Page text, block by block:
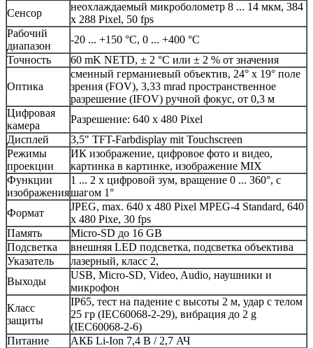
Сенсор
неохлаждаемый микроболометр 8 ... 14 мкм, 384
x 288 Pixel, 50 fps
Рабочий
диапазон
-20 ... +150 °C, 0 ... +400 °C
Точность
60 mK NETD, ± 2 °C или ± 2 % от значения
Оптика
сменный германиевый объектив, 24° x 19° поле
зрения (FOV), 3,33 mrad пространственное
разрешение (IFOV) ручной фокус, от 0,3 м
Цифровая
камера
Разрешение: 640 x 480 Pixel
Дисплей
3,5" TFT-Farbdisplay mit Touchscreen
Режимы
проекции
ИК изображение, цифровое фото и видео,
картинка в картинке, изображение MIX
Функции
изображения
1 ... 2 x цифровой зум, вращение 0 ... 360°, с
шагом 1°
Формат
JPEG, max. 640 x 480 Pixel MPEG-4 Standard, 640
x 480 Pixe, 30 fps
Память
Micro-SD до 16 GB
Подсветка
внешняя LED подсветка, подсветка объектива
Указатель
лазерный, класс 2,
Выходы
USB, Micro-SD, Video, Audio, наушники и
микрофон
Класс
защиты
IP65, тест на падение с высоты 2 м, удар с телом
25 гр (IEC60068-2-29), вибрация до 2 g
(IEC60068-2-6)
Питание
АКБ Li-Ion 7,4 В / 2,7 АЧ